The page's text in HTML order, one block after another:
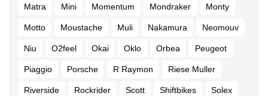
Matra Mini Momentum Mondraker Monty
Motto Moustache Muli Nakamura Neomouv
Niu O2feel Okai Oklo Orbea Peugeot
Piaggio Porsche R Raymon Riese Muller
Riverside Rockrider Scott Shiftbikes Solex